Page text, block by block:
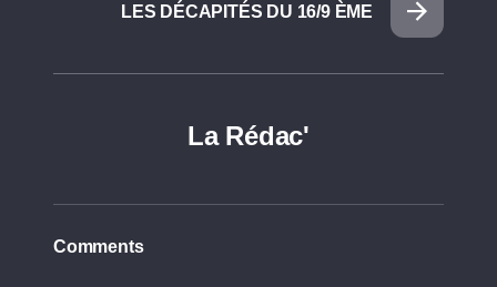
LES DÉCAPITÉS DU 16/9 ÈME
La Rédac'
Comments